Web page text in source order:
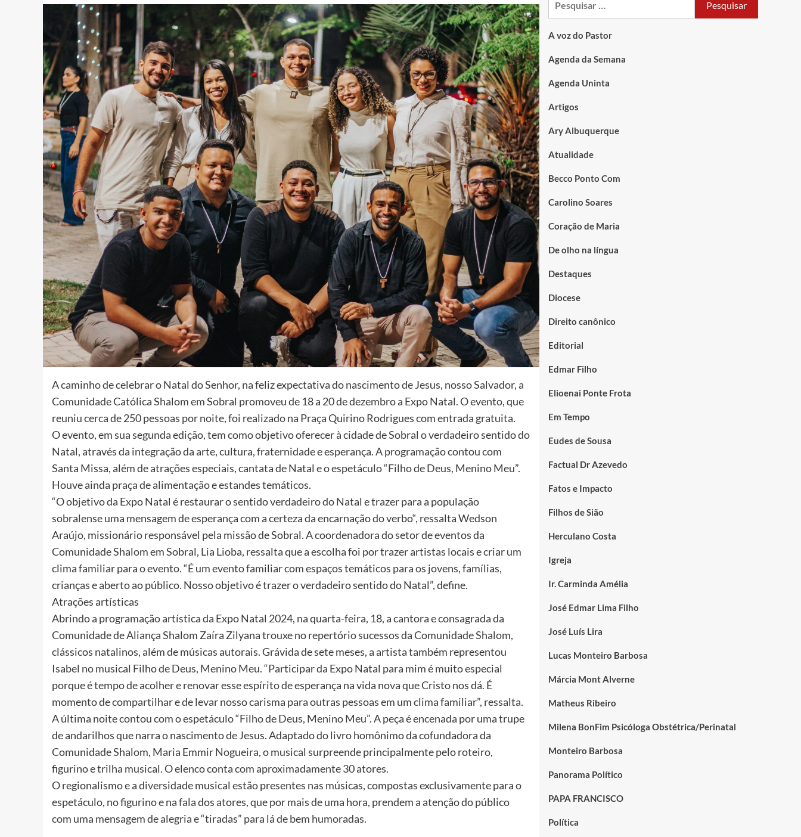
A caminho de celebrar o Natal do Senhor, na feliz expectativa do nascimento de Jesus, nosso Salvador, a
Comunidade Católica Shalom em Sobral promoveu de 18 a 20 de dezembro a Expo Natal. O evento, que
reuniu cerca de 250 pessoas por noite, foi realizado na Praça Quirino Rodrigues com entrada gratuita.
O evento, em sua segunda edição, tem como objetivo oferecer à cidade de Sobral o verdadeiro sentido do
Natal, através da integração da arte, cultura, fraternidade e esperança. A programação contou com
Santa Missa, além de atrações especiais, cantata de Natal e o espetáculo “Filho de Deus, Menino Meu”.
Houve ainda praça de alimentação e estandes temáticos.
“O objetivo da Expo Natal é restaurar o sentido verdadeiro do Natal e trazer para a população
sobralense uma mensagem de esperança com a certeza da encarnação do verbo“, ressalta Wedson
Araújo, missionário responsável pela missão de Sobral. A coordenadora do setor de eventos da
Comunidade Shalom em Sobral, Lia Lioba, ressalta que a escolha foi por trazer artistas locais e criar um
clima familiar para o evento. “É um evento familiar com espaços temáticos para os jovens, famílias,
crianças e aberto ao público. Nosso objetivo é trazer o verdadeiro sentido do Natal”, define.
Atrações artísticas
Abrindo a programação artística da Expo Natal 2024, na quarta-feira, 18, a cantora e consagrada da
Comunidade de Aliança Shalom Zaíra Zilyana trouxe no repertório sucessos da Comunidade Shalom,
clássicos natalinos, além de músicas autorais. Grávida de sete meses, a artista também representou
Isabel no musical Filho de Deus, Menino Meu. “Participar da Expo Natal para mim é muito especial
porque é tempo de acolher e renovar esse espírito de esperança na vida nova que Cristo nos dá. É
momento de compartilhar e de levar nosso carisma para outras pessoas em um clima familiar”, ressalta.
A última noite contou com o espetáculo “Filho de Deus, Menino Meu”. A peça é encenada por uma trupe
de andarilhos que narra o nascimento de Jesus. Adaptado do livro homônimo da cofundadora da
Comunidade Shalom, Maria Emmir Nogueira, o musical surpreende principalmente pelo roteiro,
figurino e trilha musical. O elenco conta com aproximadamente 30 atores.
O regionalismo e a diversidade musical estão presentes nas músicas, compostas exclusivamente para o
espetáculo, no figurino e na fala dos atores, que por mais de uma hora, prendem a atenção do público
com uma mensagem de alegria e “tiradas” para lá de bem humoradas.
A voz do Pastor
Agenda da Semana
Agenda Uninta
Artigos
Ary Albuquerque
Atualidade
Becco Ponto Com
Carolino Soares
Coração de Maria
De olho na língua
Destaques
Diocese
Direito canônico
Editorial
Edmar Filho
Elioenai Ponte Frota
Em Tempo
Eudes de Sousa
Factual Dr Azevedo
Fatos e Impacto
Filhos de Sião
Herculano Costa
Igreja
Ir. Carminda Amélia
José Edmar Lima Filho
José Luís Lira
Lucas Monteiro Barbosa
Márcia Mont Alverne
Matheus Ribeiro
Milena BonFim Psicóloga Obstétrica/Perinatal
Monteiro Barbosa
Panorama Político
PAPA FRANCISCO
Política